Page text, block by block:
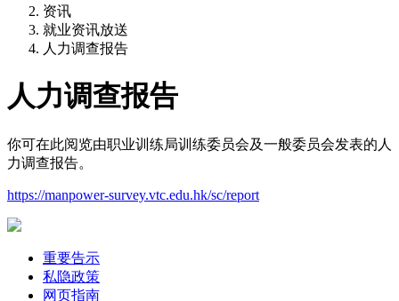
资讯
就业资讯放送
人力调查报告
人力调查报告
你可在此阅览由职业训练局训练委员会及一般委员会发表的人
力调查报告。
https://manpower-survey.vtc.edu.hk/sc/report
重要告示
私隐政策
网页指南